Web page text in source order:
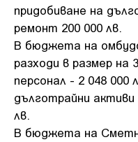
придобиване на
ремонт 200 000 лв.
В бюджета на
разходи в размер на
персонал - 2 048 000
дълготрайни
лв.
В бюджета на